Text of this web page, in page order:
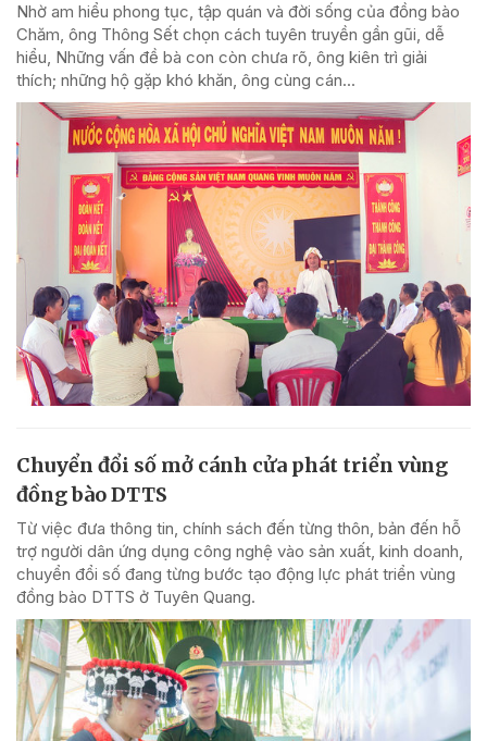
Nhờ am hiểu phong tục, tập quán và đời sống của đồng bào
Chăm, ông Thông Sết chọn cách tuyên truyền gần gũi, dễ
hiểu, Những vấn đề bà con còn chưa rõ, ông kiên trì giải
thích; những hộ gặp khó khăn, ông cùng cán...
Chuyển đổi số mở cánh cửa phát triển vùng
đồng bào DTTS
Từ việc đưa thông tin, chính sách đến từng thôn, bản đến hỗ
trợ người dân ứng dụng công nghệ vào sản xuất, kinh doanh,
chuyển đổi số đang từng bước tạo động lực phát triển vùng
đồng bào DTTS ở Tuyên Quang.